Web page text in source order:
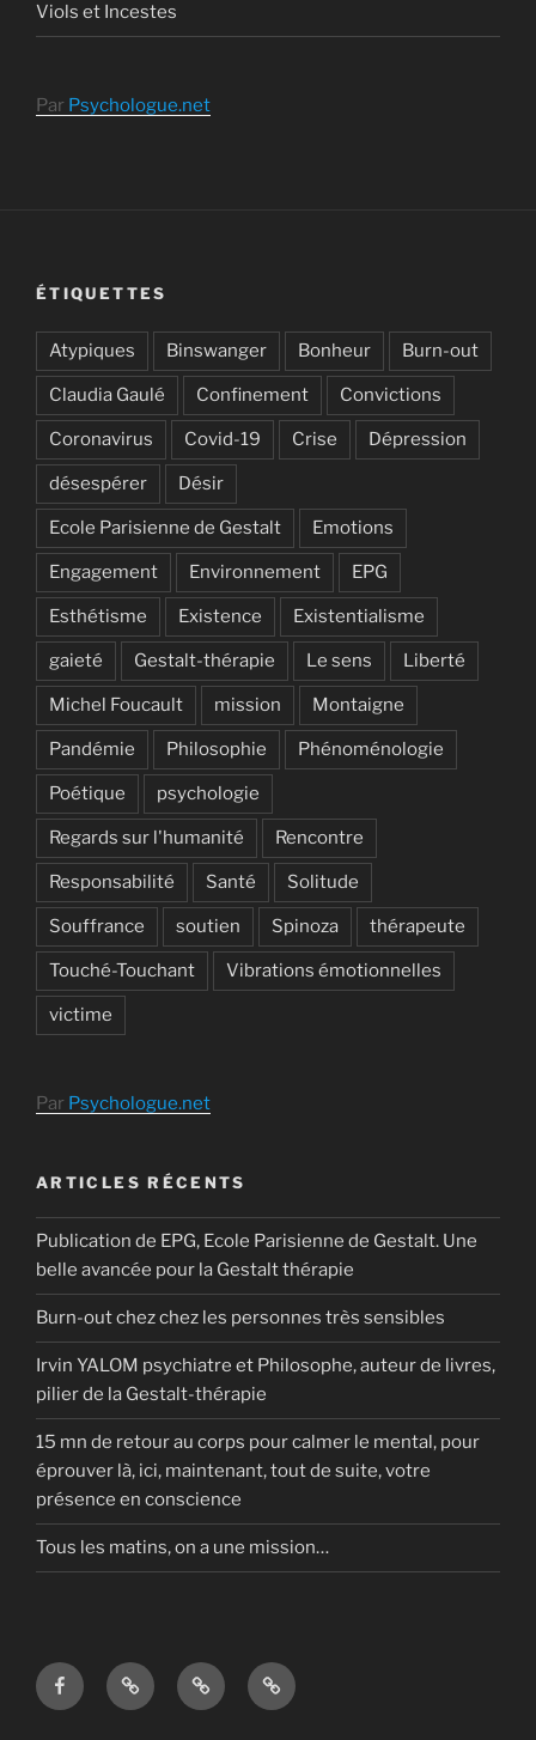
Viols et Incestes
Par Psychologue.net
ÉTIQUETTES
Atypiques Binswanger Bonheur Burn-out
Claudia Gaulé Confinement Convictions
Coronavirus Covid-19 Crise Dépression
désespérer Désir
Ecole Parisienne de Gestalt Emotions
Engagement Environnement EPG
Esthétisme Existence Existentialisme
gaieté Gestalt-thérapie Le sens Liberté
Michel Foucault mission Montaigne
Pandémie Philosophie Phénoménologie
Poétique psychologie
Regards sur l'humanité Rencontre
Responsabilité Santé Solitude
Souffrance soutien Spinoza thérapeute
Touché-Touchant Vibrations émotionnelles
victime
Par Psychologue.net
ARTICLES RÉCENTS
Publication de EPG, Ecole Parisienne de Gestalt. Une
belle avancée pour la Gestalt thérapie
Burn-out chez chez les personnes très sensibles
Irvin YALOM psychiatre et Philosophe, auteur de livres,
pilier de la Gestalt-thérapie
15 mn de retour au corps pour calmer le mental, pour
éprouver là, ici, maintenant, tout de suite, votre
présence en conscience
Tous les matins, on a une mission…
FacebookViadeo Privacy
Policy
Google
my